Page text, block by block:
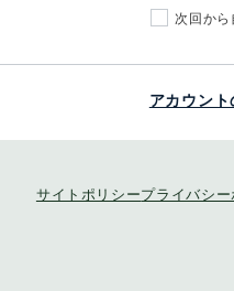
次回から
アカウント
サイトポリシープライバシー